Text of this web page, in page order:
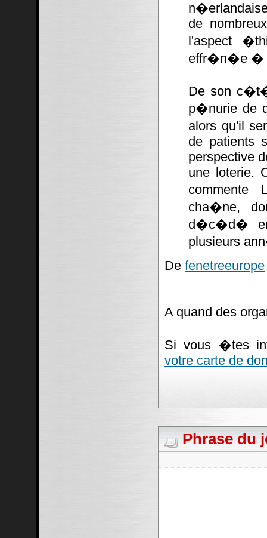
de
l'aspect
effr�n�e �
De son
p�nurie de
alors qu'il
de patients
perspective
une loterie.
commente
cha�ne,
d�c�d� en
plusieurs
De fenetreeurope
A quand des
Si vous �tes
votre carte de
Phrase du